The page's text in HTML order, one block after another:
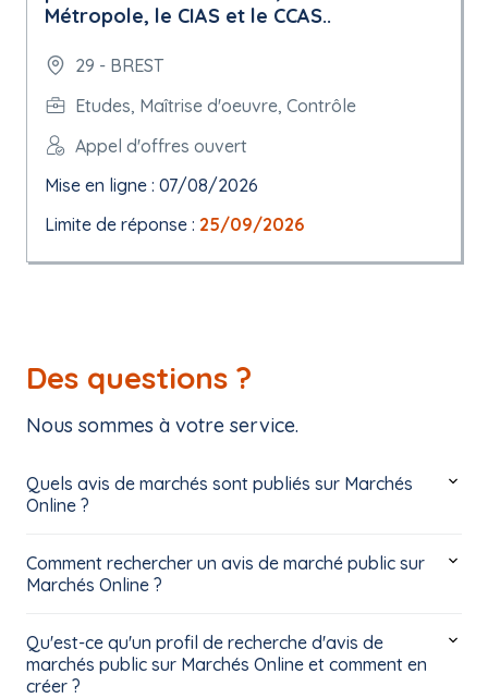
Métropole, le CIAS et le CCAS..
29 - BREST
Etudes, Maîtrise d'oeuvre, Contrôle
Appel d'offres ouvert
Mise en ligne : 07/08/2026
Limite de réponse : 25/09/2026
Des questions ?
Nous sommes à votre service.
Quels avis de marchés sont publiés sur Marchés
Online ?
Comment rechercher un avis de marché public sur
Marchés Online ?
Qu'est-ce qu'un profil de recherche d'avis de
marchés public sur Marchés Online et comment en
créer ?